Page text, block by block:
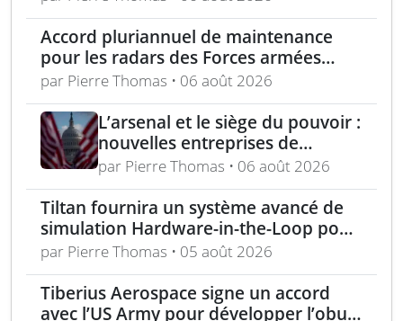
Accord pluriannuel de maintenance
pour les radars des Forces armées
polonaises
par Pierre Thomas • 06 août 2026
L’arsenal et le siège du pouvoir :
nouvelles entreprises de
défense, capital-risque et
politique industrielle des États
par Pierre Thomas • 06 août 2026
Tiltan fournira un système avancé de
simulation Hardware-in-the-Loop pour
un programme électro-optique IR
unique
par Pierre Thomas • 05 août 2026
Tiberius Aerospace signe un accord
avec l’US Army pour développer l’obus